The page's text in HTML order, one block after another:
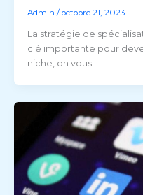
Admin /octobre 21, 2023
La stratégie de
clé importante pour
niche, on vous